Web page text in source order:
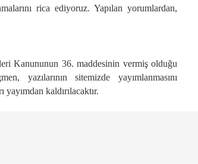
rica ediyoruz. Yapılan yorumlardan,
Kanununun 36. maddesinin vermiş olduğu
yazılarının sitemizde yayımlanmasını
yayımdan kaldırılacaktır.